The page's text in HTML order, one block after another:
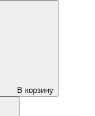
В корзину